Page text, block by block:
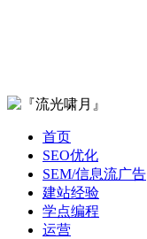
首页
SEO优化
SEM/信息流广告
建站经验
学点编程
运营